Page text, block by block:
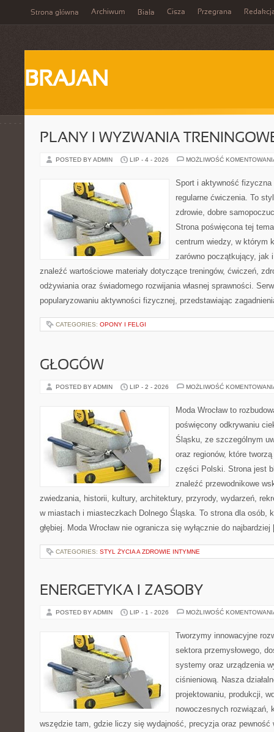
Strona główna Archiwum Biała Cisza Przegrana
BRAJAN
PLANY I WYZWANIA
POSTED BY ADMIN LIP - 4 - 2026 MOŻLIWOŚĆ
Sport i aktywność
regularne ćwiczenia. To
zdrowie, dobre
Strona poświęcona tej
centrum wiedzy, w którym
zarówno początkujący, jak
znaleźć wartościowe materiały dotyczące treningów, ćwiczeń,
odżywiania oraz świadomego rozwijania własnej sprawności.
popularyzowaniu aktywności fizycznej, przedstawiając
CATEGORIES: OPONY I FELGI
GŁOGÓW
POSTED BY ADMIN LIP - 2 - 2026 MOŻLIWOŚĆ
Moda Wrocław to
poświęcony odkrywaniu
Śląsku, ze szczególnym
oraz regionów, które
części Polski. Strona jest
znaleźć przewodnikowe
zwiedzania, historii, kultury, architektury, przyrody, wydarzeń,
w miastach i miasteczkach Dolnego Śląska. To strona dla osób,
głębiej. Moda Wrocław nie ogranicza się wyłącznie do
CATEGORIES: STYL ŻYCIA A ZDROWIE INTYMNE
ENERGETYKA I ZASOBY
POSTED BY ADMIN LIP - 1 - 2026 MOŻLIWOŚĆ
Tworzymy innowacyjne
sektora przemysłowego,
systemy oraz urządzenia
ciśnieniową. Nasza
projektowaniu, produkcji,
nowoczesnych rozwiązań,
wszędzie tam, gdzie liczy się wydajność, precyzja oraz pewność